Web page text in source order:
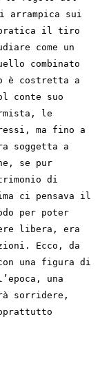
arrampica sui
pratica il tiro
come un
combinato
è costretta a
conte suo
le
ma fino a
soggetta a
se pur
di
ci pensava il
per poter
libera, era
Ecco, da
una figura di
una
sorridere,